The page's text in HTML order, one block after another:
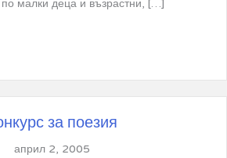
по малки деца и възрастни, […]
за поезия
април 2, 2005